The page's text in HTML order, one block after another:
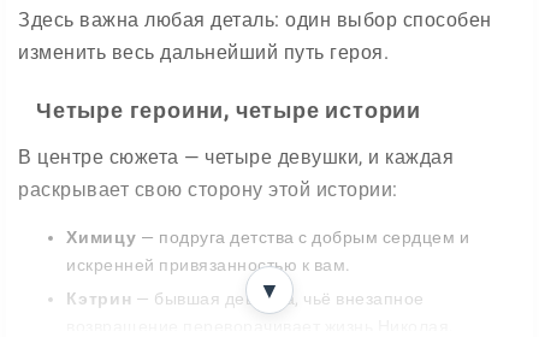
Здесь важна любая деталь: один выбор способен
изменить весь дальнейший путь героя.
Четыре героини, четыре истории
В центре сюжета — четыре девушки, и каждая
раскрывает свою сторону этой истории:
Химицу — подруга детства с добрым сердцем и
искренней привязанностью к вам.
Кэтрин — бывшая девушка, чьё внезапное
▼